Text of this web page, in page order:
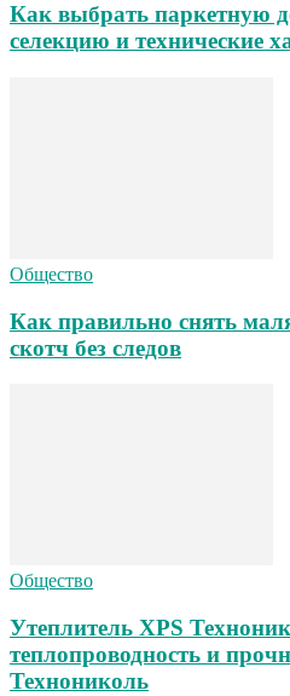
Как выбрать паркетную
селекцию и технические
Общество
Как правильно снять
скотч без следов
Общество
Утеплитель XPS
теплопроводность и
Технониколь